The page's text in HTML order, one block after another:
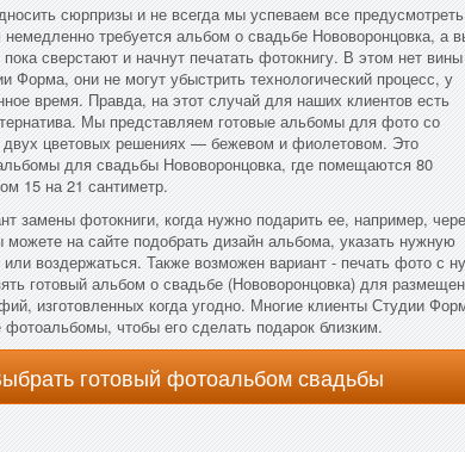
сюрпризы и не всегда мы успеваем все
требуется альбом о свадьбе Нововоронцовка, а
сверстают и начнут печатать фотокнигу. В этом нет вины
Форма, они не могут убыстрить технологический процесс, у
время. Правда, на этот случай для наших клиентов есть
Мы представляем готовые альбомы для фото со
цветовых решениях — бежевом и фиолетовом. Это
для свадьбы Нововоронцовка, где помещаются 80
15 на 21 сантиметр.
замены фотокниги, когда нужно подарить ее, например,
на сайте подобрать дизайн альбома, указать нужную
воздержаться. Также возможен вариант - печать фото с
готовый альбом о свадьбе (Нововоронцовка) для
изготовленных когда угодно. Многие клиенты Студии
фотоальбомы, чтобы его сделать подарок близким.
готовый фотоальбом свадьбы